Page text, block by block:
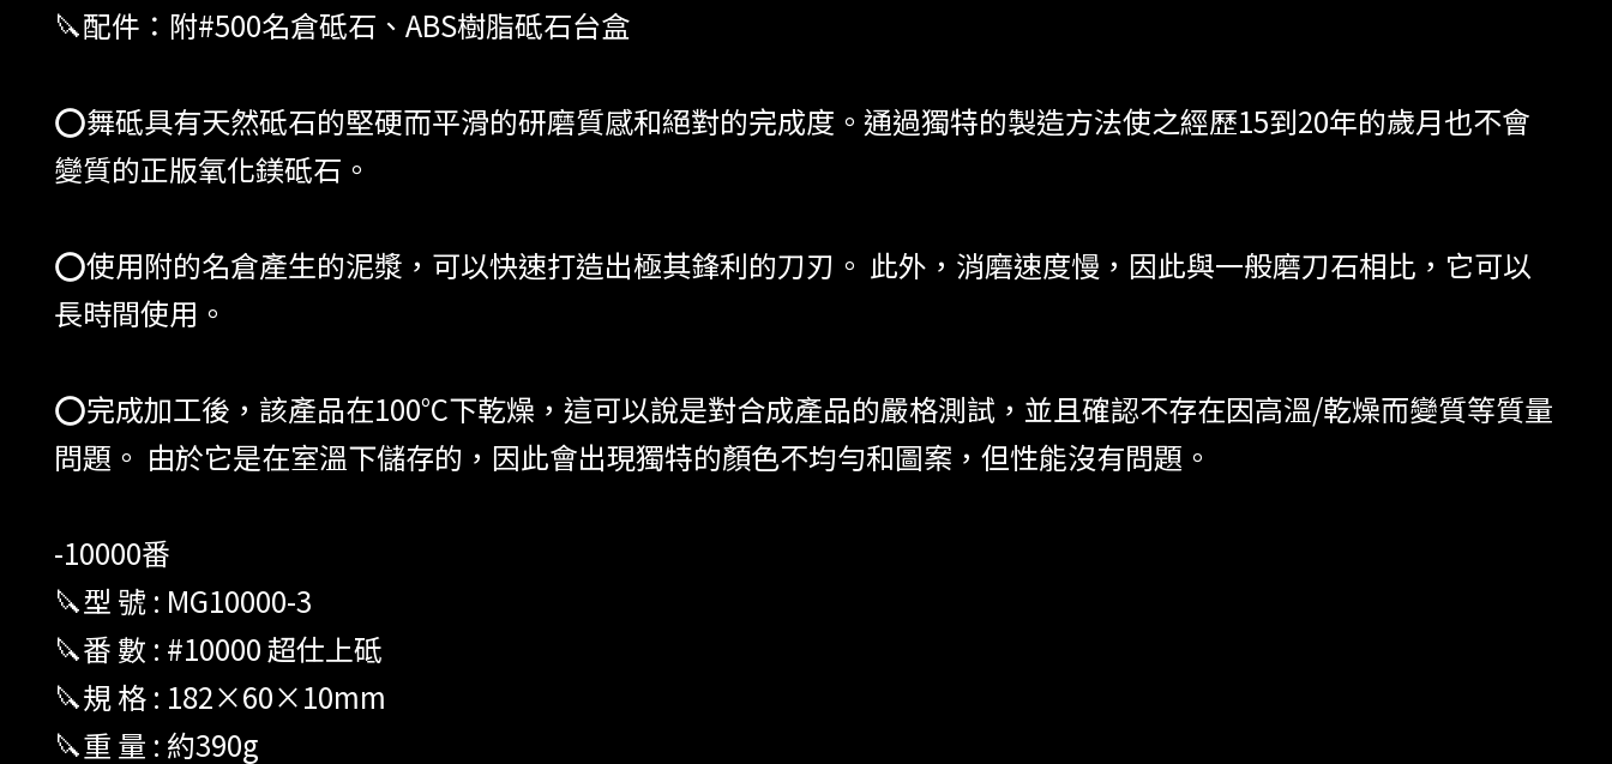
🔪配件：附#500名倉砥石、ABS樹脂砥石台盒
⭕️舞砥具有天然砥石的堅硬而平滑的研磨質感和絕對的完成度。通過獨特的製造方法使之經歷15到20年的歲月也不會
變質的正版氧化鎂砥石。
⭕️使用附的名倉產生的泥漿，可以快速打造出極其鋒利的刀刃。 此外，消磨速度慢，因此與一般磨刀石相比，它可以
長時間使用。
⭕️完成加工後，該產品在100°C下乾燥，這可以說是對合成產品的嚴格測試，並且確認不存在因高溫/乾燥而變質等質量
問題。 由於它是在室溫下儲存的，因此會出現獨特的顏色不均勻和圖案，但性能沒有問題。
-10000番
🔪型 號 : MG10000-3
🔪番 數 : #10000 超仕上砥
🔪規 格 : 182×60×10mm
🔪重 量 : 約390g